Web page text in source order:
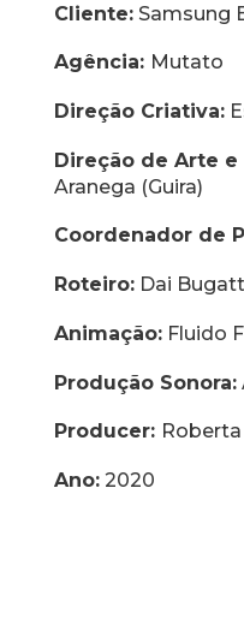
Cliente: Samsung
Agência: Mutato
Direção Criativa:
Direção de Arte e
Aranega (Guira)
Coordenador de
Roteiro: Dai
Animação: Fluido
Produção Sonora:
Producer:
Ano: 2020